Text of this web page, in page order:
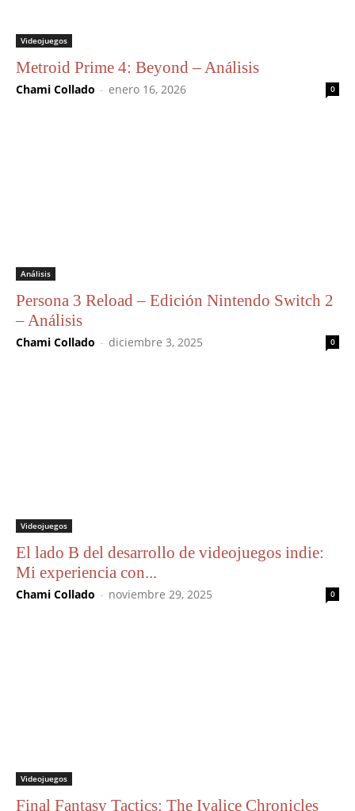
Videojuegos
Metroid Prime 4: Beyond – Análisis
Chami Collado - enero 16, 2026 0
Análisis
Persona 3 Reload – Edición Nintendo Switch 2
– Análisis
Chami Collado - diciembre 3, 2025 0
Videojuegos
El lado B del desarrollo de videojuegos indie:
Mi experiencia con...
Chami Collado - noviembre 29, 2025 0
Videojuegos
Final Fantasy Tactics: The Ivalice Chronicles